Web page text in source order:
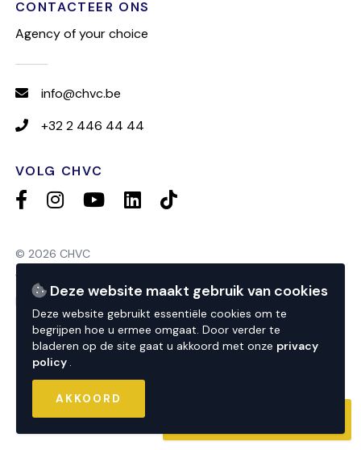
Deze website maakt gebruik van cookies
Deze website gebruikt essentiële cookies om te
begrijpen hoe u ermee omgaat. Door verder te
bladeren op de site gaat u akkoord met onze privacy
policy .
AKKOORD
CONTACTEER ONS
Agency of your choice
info@chvc.be
+32 2 446 44 44
VOLG CHVC
© 2026 CHVC
website by
powered bysweepbright
privacy